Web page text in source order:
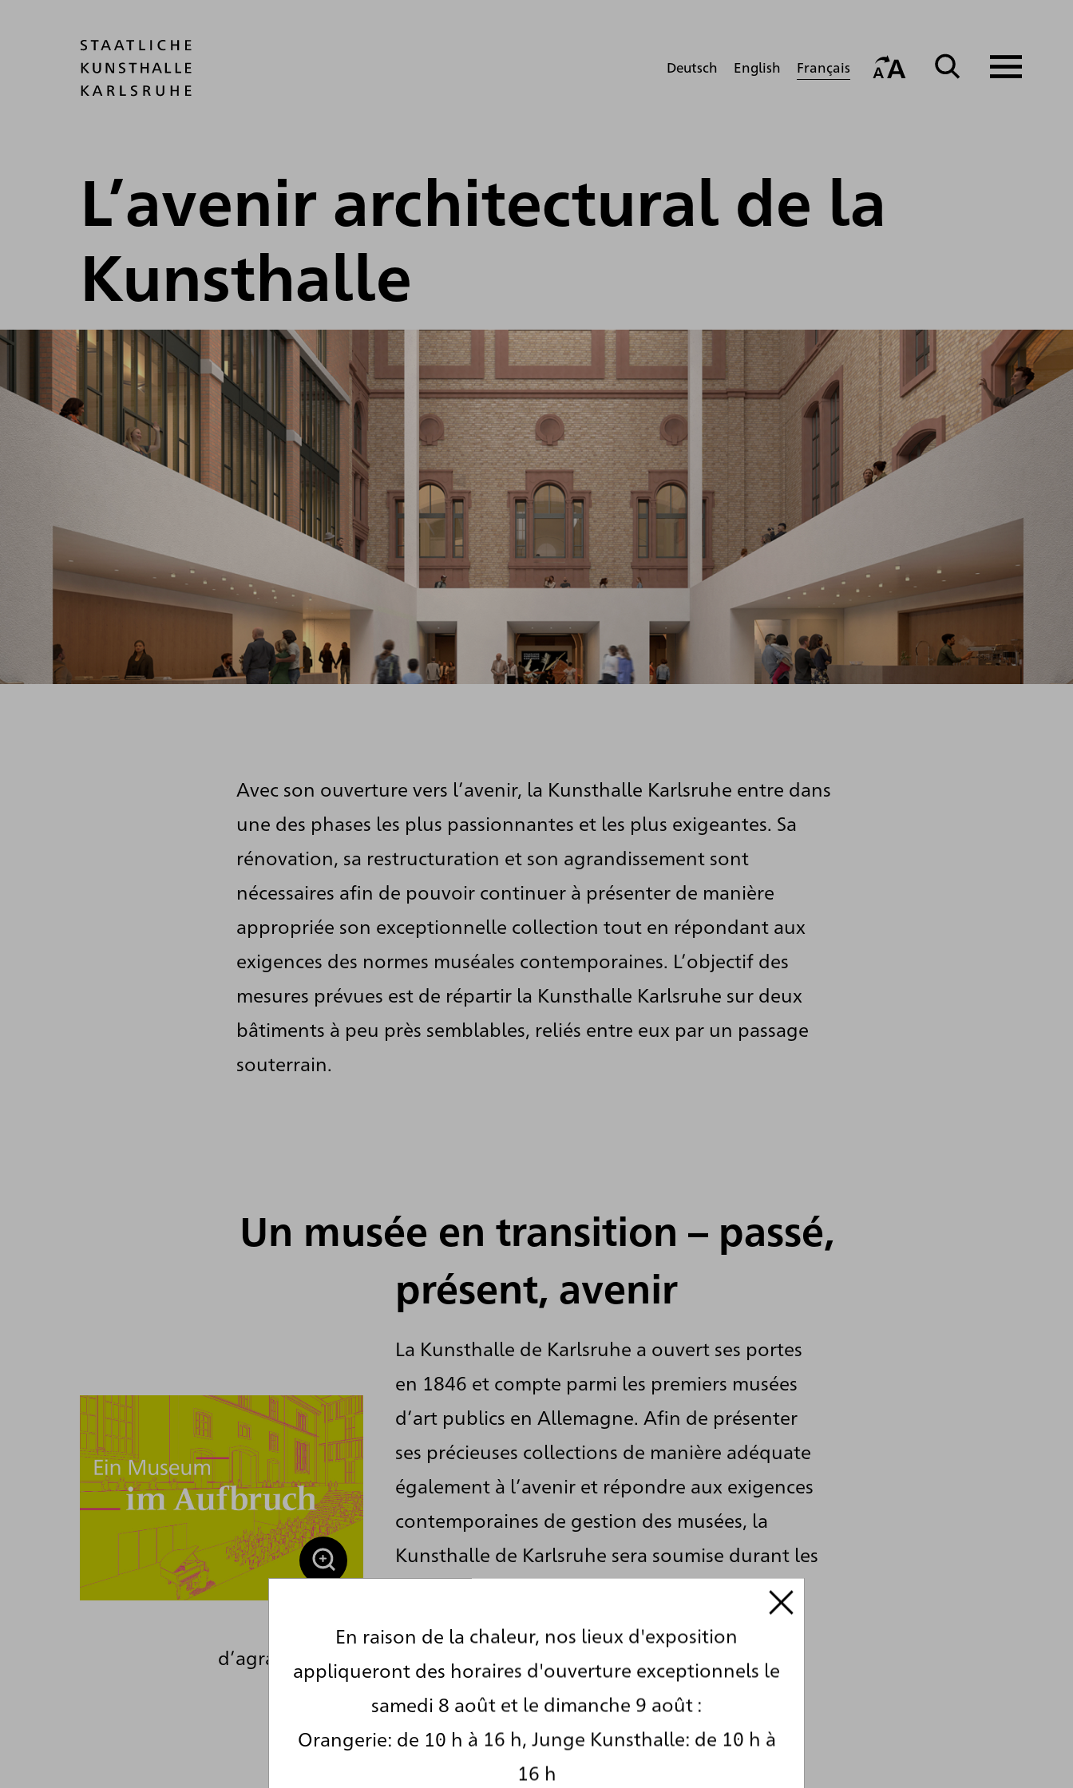
Deutsch English Français
L’avenir architectural de la
Kunsthalle
Avec son ouverture vers l’avenir, la Kunsthalle Karlsruhe entre dans
une des phases les plus passionnantes et les plus exigeantes. Sa
rénovation, sa restructuration et son agrandissement sont
nécessaires afin de pouvoir continuer à présenter de manière
appropriée son exceptionnelle collection tout en répondant aux
exigences des normes muséales contemporaines. L’objectif des
mesures prévues est de répartir la Kunsthalle Karlsruhe sur deux
bâtiments à peu près semblables, reliés entre eux par un passage
souterrain.
Un musée en transition – passé,
présent, avenir
La Kunsthalle de Karlsruhe a ouvert ses portes
en 1846 et compte parmi les premiers musées
d’art publics en Allemagne. Afin de présenter
ses précieuses collections de manière adéquate
également à l’avenir et répondre aux exigences
contemporaines de gestion des musées, la
Kunsthalle de Karlsruhe sera soumise durant les
rénovation, de réaménagement et
d’agrandissement.
En raison de la chaleur, nos lieux d'exposition
appliqueront des horaires d'ouverture exceptionnels le
samedi 8 août et le dimanche 9 août :
Orangerie: de 10 h à 16 h, Junge Kunsthalle: de 10 h à
16 h